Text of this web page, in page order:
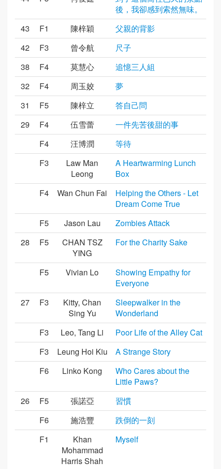
後，我卻感到索然無味。
43
F1 陳梓穎
父親的背影
42
F3 曾令航
尺子
38
F4 莫慧心
追憶三人組
32
F4 周玉姣
夢
31
F5 陳梓立
答自己問
29
F4 伍雪蕾
一件先苦後甜的事
F4
汪博潤
等待
F3
Law Man
Leong
A Heartwarming Lunch
Box
F4
Wan Chun Fai
Helping the Others - Let
Dream Come True
F5
Jason Lau
Zombies Attack
28
F5
CHAN TSZ
YING
For the Charity Sake
F5 Vivian Lo
Showing Empathy for
Everyone
27
F3
Kitty, Chan
Sing Yu
Sleepwalker in the
Wonderland
F3
Leo, Tang Li
Poor Life of the Alley Cat
F3
Leung Hoi Kiu
A Strange Story
F6
Linko Kong
Who Cares about the
Little Paws?
26
F5 張諾亞
習慣
F6
施浩豐
跌倒的一刻
F1
Khan
Mohammad
Harris Shah
Myself